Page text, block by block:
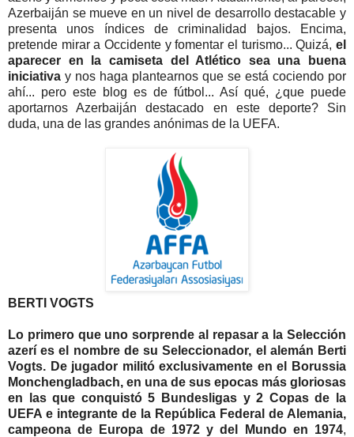
Azerbaiján se mueve en un nivel de desarrollo destacable y
presenta unos índices de criminalidad bajos. Encima,
pretende mirar a Occidente y fomentar el turismo... Quizá, el
aparecer en la camiseta del Atlético sea una buena
iniciativa y nos haga plantearnos que se está cociendo por
ahí... pero este blog es de fútbol... Así qué, ¿que puede
aportarnos Azerbaiján destacado en este deporte? Sin
duda, una de las grandes anónimas de la UEFA.
BERTI VOGTS
Lo primero que uno sorprende al repasar a la Selección
azerí es el nombre de su Seleccionador, el alemán Berti
Vogts. De jugador militó exclusivamente en el Borussia
Monchengladbach, en una de sus epocas más gloriosas
en las que conquistó 5 Bundesligas y 2 Copas de la
UEFA e integrante de la República Federal de Alemania,
campeona de Europa de 1972 y del Mundo en 1974,